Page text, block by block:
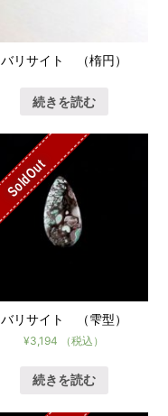
バリサイト （楕円）
続きを読む
バリサイト （雫型）
¥3,194 （税込）
SoldOut
続きを読む